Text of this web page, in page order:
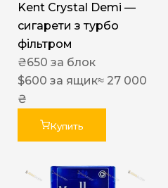
Kent Crystal Demi —
сигарети з турбо
фільтром
₴650 за блок
$600 за ящик≈ 27 000
₴
Купить